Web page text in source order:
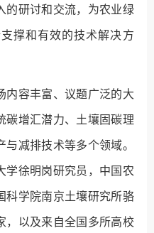
的研讨和交流，为农业绿
撑和有效的技术解决方
容丰富、议题广泛的大
碳增汇潜力、土壤固碳理
减排技术等多个领域。
学徐明岗研究员，中国农
科学院南京土壤研究所骆
，以及来自全国多所高校